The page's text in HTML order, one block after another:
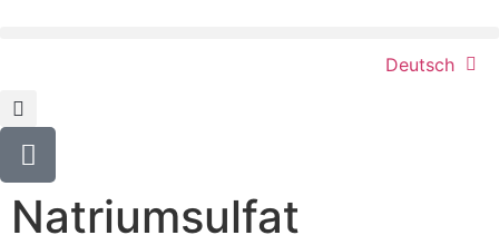
Deutsch
Natriumsulfat